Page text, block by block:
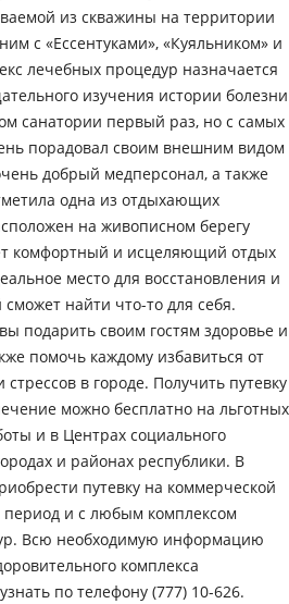
из скважины на территории
с «Ессентуками», «Куяльником» и
лечебных процедур назначается
изучения истории болезни
санатории первый раз, но с самых
порадовал своим внешним видом
добрый медперсонал, а также
одна из отдыхающих
на живописном берегу
комфортный и исцеляющий отдых
место для восстановления и
найти что-то для себя.
подарить своим гостям здоровье и
помочь каждому избавиться от
в городе. Получить путевку
можно бесплатно на льготных
и в Центрах социального
и районах республики. В
путевку на коммерческой
и с любым комплексом
Всю необходимую информацию
комплекса
по телефону (777) 10-626.